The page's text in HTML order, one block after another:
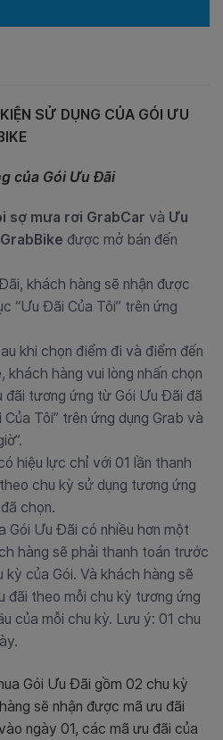
SỬ DỤNG CỦA GÓI ƯU
của Gói Ưu Đãi
sợ mưa rơi GrabCar và Ưu
được mở bán đến
khách hàng sẽ nhận được
“Ưu Đãi Của Tôi” trên ứng
khi chọn điểm đi và điểm đến
khách hàng vui lòng nhấn chọn
đãi tương ứng từ Gói Ưu Đãi đã
Tôi” trên ứng dụng Grab và
hiệu lực chỉ với 01 lần thanh
chu kỳ sử dụng tương ứng
chọn.
Gói Ưu Đãi có nhiều hơn một
hàng sẽ phải thanh toán trước
của Gói. Và khách hàng sẽ
đãi theo mỗi chu kỳ tương ứng
của mỗi chu kỳ. Lưu ý: 01 chu
Gói Ưu Đãi gồm 02 chu kỳ
sẽ nhận được mã ưu đãi
ngày 01, các mã ưu đãi của